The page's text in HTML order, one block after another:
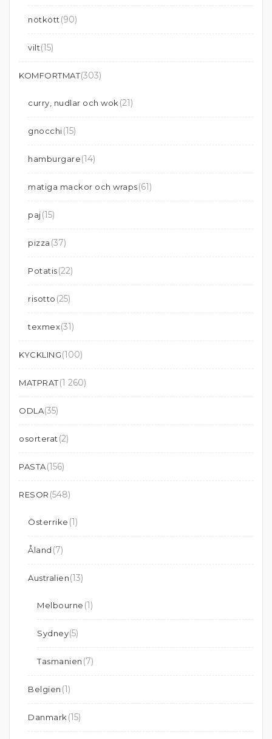
nötkött (90)
vilt(15)
KOMFORTMAT(303)
curry, nudlar och wok (21)
gnocchi(15)
hamburgare(14)
matiga mackor och wraps(61)
paj(15)
pizza (37)
Potatis(22)
risotto (25)
texmex(31)
KYCKLING(100)
MATPRAT(1 260)
ODLA(35)
osorterat (2)
PASTA(156)
RESOR (548)
Österrike (1)
Åland (7)
Australien(13)
Melbourne (1)
Sydney(5)
Tasmanien (7)
Belgien (1)
Danmark (15)